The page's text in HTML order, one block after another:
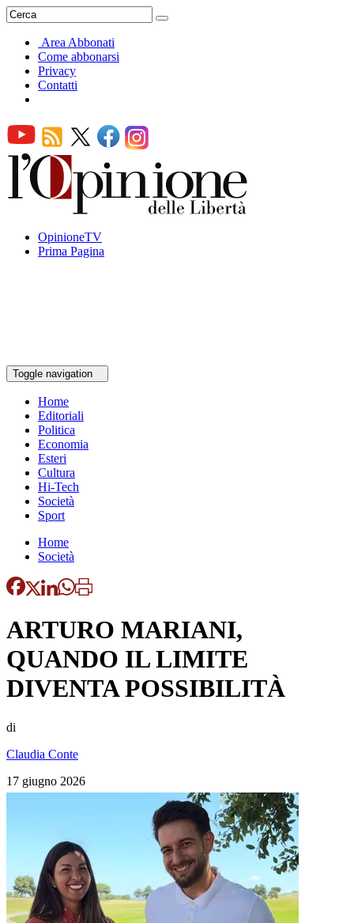
Area Abbonati
Come abbonarsi
Privacy
Contatti
OpinioneTV
Prima Pagina
Toggle navigation
Home
Editoriali
Politica
Economia
Esteri
Cultura
Hi-Tech
Società
Sport
Home
Società
ARTURO MARIANI,
QUANDO IL LIMITE
DIVENTA POSSIBILITÀ
di
Claudia Conte
17 giugno 2026